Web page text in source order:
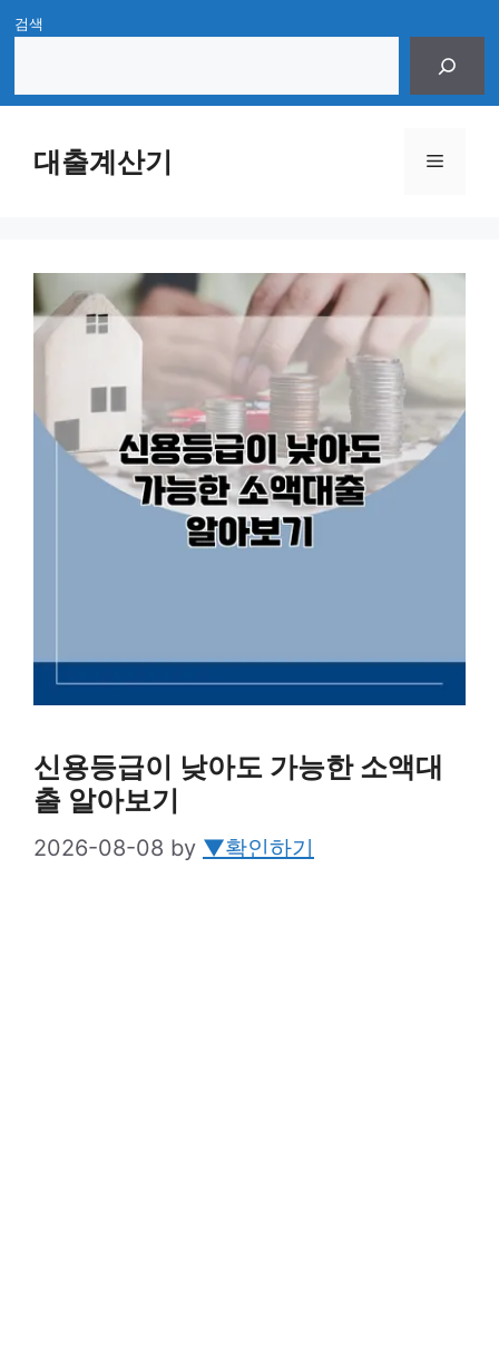
Skip
content
검색
대출계산기 Menu
신용등급이 낮아도 가능한 소액대
출 알아보기
2026-08-08 by ▼확인하기